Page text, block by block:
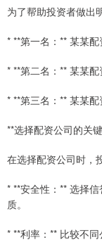
为了帮助投资者做出
* **第一名：** 某某配
* **第二名：** 某某配
* **第三名：** 某某配
**选择配资公司的关
在选择配资公司时，
* **安全性：** 选择
质。
* **利率：** 比较不